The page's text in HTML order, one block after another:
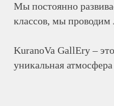
Мы постоянно
классов, мы
KuranoVa GallEry –
уникальная